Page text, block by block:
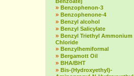
» Benzophenon-3
» Benzophenone-4
» Benzyl alcohol
» Benzyl Salicylate
» Benzyl Triethyl Ammonium
Chloride
» Benzylhemiformal
» Bergamott Oil
» BHA/BHT
» Bis-(Hydroxyethyl)-